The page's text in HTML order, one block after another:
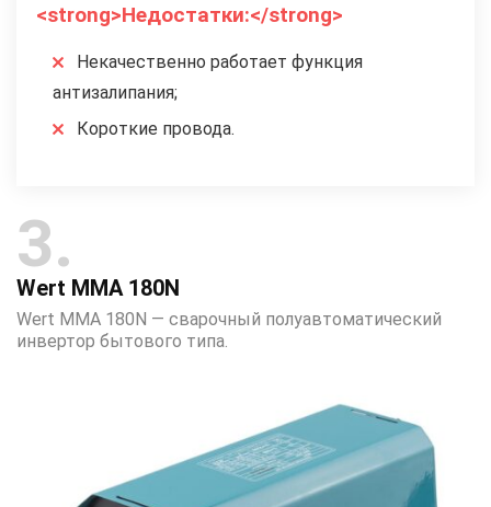
<strong>Недостатки:</strong>
Некачественно работает функция
антизалипания;
Короткие провода.
3
Wert MMA 180N
Wert MMA 180N — сварочный полуавтоматический
инвертор бытового типа.